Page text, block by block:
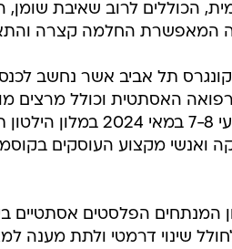
הכוללים לרוב שאיבת שומן,
המאפשרת החלמה קצרה
תל אביב אשר נחשב
האסתטית וכולל מרצים
השנה בימים שלישי
ואנשי מקצוע העוסקים
המנתחים הפלסטים אסתטיים
שינוי דרמטי ולתת מענה